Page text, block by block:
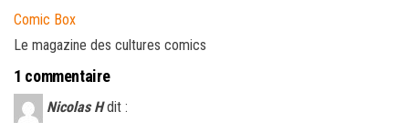
Comic Box
Le magazine des cultures comics
1 commentaire
Nicolas H dit :